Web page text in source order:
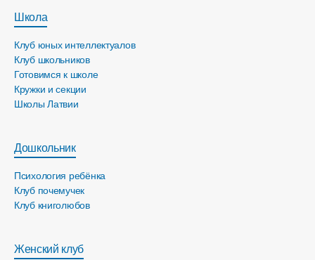
Школа
Клуб юных интеллектуалов
Клуб школьников
Готовимся к школе
Кружки и секции
Школы Латвии
Дошкольник
Психология ребёнка
Клуб почемучек
Клуб книголюбов
Женский клуб